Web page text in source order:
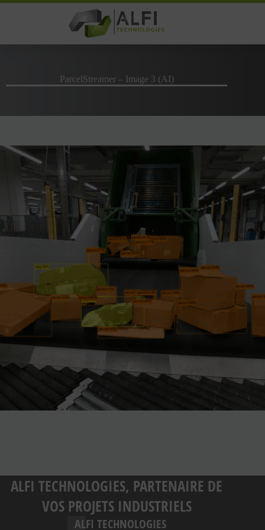
Passer
ParcelStreamer – Image 3 (AI)
ALFI TECHNOLOGIES, PARTENAIRE DE
VOS PROJETS INDUSTRIELS
ALFI TECHNOLOGIES